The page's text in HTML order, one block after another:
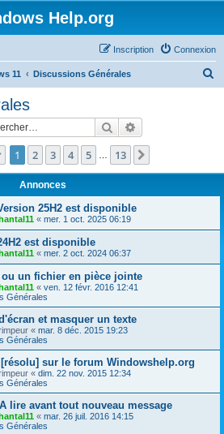
Help.org
Connexion
Inscription
11 Discussions Générales
e
Rechercher
Page 1sur13
1 2 3 4 5 13
Annonces
25H2 est disponible
« mer. 1 oct. 2025 06:19
est disponible
« mer. 2 oct. 2024 06:37
ou un fichier en pièce jointe
« ven. 12 févr. 2016 12:41
Générales
et masquer un texte
« mar. 8 déc. 2015 19:23
Générales
sur le forum Windowshelp.org
« dim. 22 nov. 2015 12:34
Générales
lire avant tout nouveau message
« mar. 26 juil. 2016 14:15
Générales